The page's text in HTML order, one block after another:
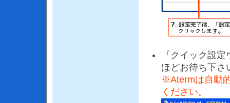
『クイック設
ほどお待ち下さ
※Atermは自動
ください。